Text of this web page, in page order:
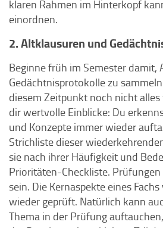
klaren Rahmen im Hinterkopf
einordnen.
2. Altklausuren und
Beginne früh im Semester damit,
Gedächtnisprotokolle zu
diesem Zeitpunkt noch nicht
dir wertvolle Einblicke: Du
und Konzepte immer wieder
Strichliste dieser
sie nach ihrer Häufigkeit und
Prioritäten-Checkliste.
sein. Die Kernaspekte eines
wieder geprüft. Natürlich kann
Thema in der Prüfung